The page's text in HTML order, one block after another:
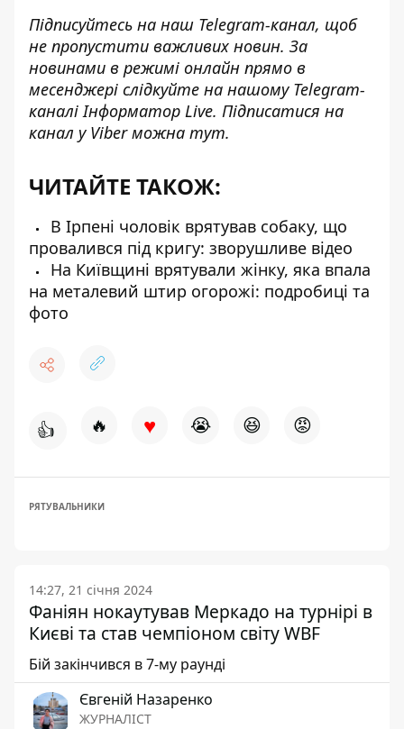
Підписуйтесь на наш Telegram-канал, щоб
не пропустити важливих новин. За
новинами в режимі онлайн прямо в
месенджері слідкуйте на нашому Telegram-
каналіІнформатор Live. Підписатися на
канал у Viber можна тут.
ЧИТАЙТЕ ТАКОЖ:
В Ірпені чоловік врятував собаку, що
провалився під кригу: зворушливе відео
На Київщині врятували жінку, яка впала
на металевий штир огорожі: подробиці та
фото
👍 🔥 ♥ 😭 😆 😡
РЯТУВАЛЬНИКИ
14:27, 21 січня 2024
Фаніян нокаутував Меркадо на турнірі в
Києві та став чемпіоном світу WBF
Бій закінчився в 7-му раунді
Євгеній Назаренко
ЖУРНАЛІСТ